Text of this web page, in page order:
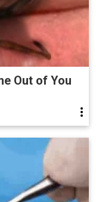
Out of You